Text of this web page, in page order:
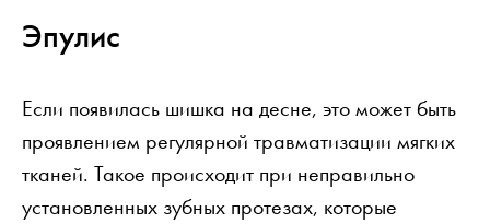
Эпулис
Если появилась шишка на десне, это может быть
проявлением регулярной травматизации мягких
тканей. Такое происходит при неправильно
установленных зубных протезах, которые